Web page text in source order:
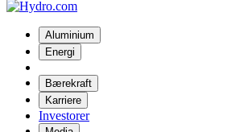
Aluminium
Energi
Bærekraft
Karriere
Investorer